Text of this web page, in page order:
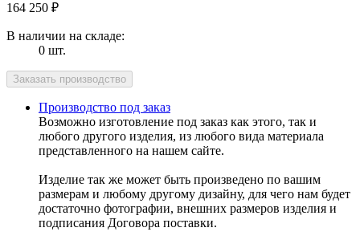
164 250 ₽
В наличии на складе:
0 шт.
Производство под заказ
Возможно изготовление под заказ как этого, так и
любого другого изделия, из любого вида материала
представленного на нашем сайте.
Изделие так же может быть произведено по вашим
размерам и любому другому дизайну, для чего нам будет
достаточно фотографии, внешних размеров изделия и
подписания Договора поставки.